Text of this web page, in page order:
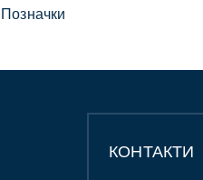
Позначки
КОНТАКТИ